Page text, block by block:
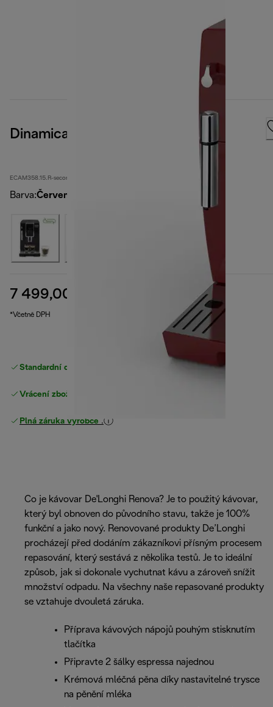
Dinamica
ECAM358.15.R-second
Barva:Červená
7 499,00 Kč původní cena 12 990,00 Kč
*Včetně DPH
Standardní doručení zdarma
Vrácení zboží zdarma
Plná záruka výrobce .
Co je kávovar De'Longhi Renova? Je to použitý kávovar,
který byl obnoven do původního stavu, takže je 100%
funkční a jako nový. Renovované produkty De’Longhi
procházejí před dodáním zákazníkovi přísným procesem
repasování, který sestává z několika testů. Je to ideální
způsob, jak si dokonale vychutnat kávu a zároveň snížit
množství odpadu. Na všechny naše repasované produkty
se vztahuje dvouletá záruka.
Příprava kávových nápojů pouhým stisknutím
tlačítka
Připravte 2 šálky espressa najednou
Krémová mléčná pěna díky nastavitelné trysce
na pěnění mléka